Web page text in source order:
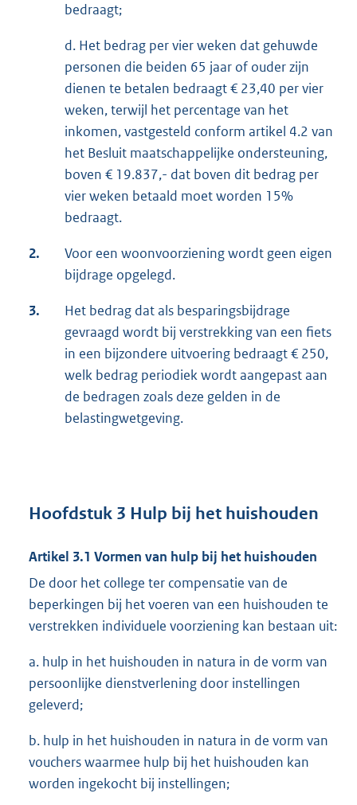
bedraagt;
d. Het bedrag per vier weken dat gehuwde
personen die beiden 65 jaar of ouder zijn
dienen te betalen bedraagt € 23,40 per vier
weken, terwijl het percentage van het
inkomen, vastgesteld conform artikel 4.2 van
het Besluit maatschappelijke ondersteuning,
boven € 19.837,- dat boven dit bedrag per
vier weken betaald moet worden 15%
bedraagt.
2.
Voor een woonvoorziening wordt geen eigen
bijdrage opgelegd.
3.
Het bedrag dat als besparingsbijdrage
gevraagd wordt bij verstrekking van een fiets
in een bijzondere uitvoering bedraagt € 250,
welk bedrag periodiek wordt aangepast aan
de bedragen zoals deze gelden in de
belastingwetgeving.
Hoofdstuk 3 Hulp bij het huishouden
Artikel 3.1 Vormen van hulp bij het huishouden
De door het college ter compensatie van de
beperkingen bij het voeren van een huishouden te
verstrekken individuele voorziening kan bestaan uit:
a. hulp in het huishouden in natura in de vorm van
persoonlijke dienstverlening door instellingen
geleverd;
b. hulp in het huishouden in natura in de vorm van
vouchers waarmee hulp bij het huishouden kan
worden ingekocht bij instellingen;